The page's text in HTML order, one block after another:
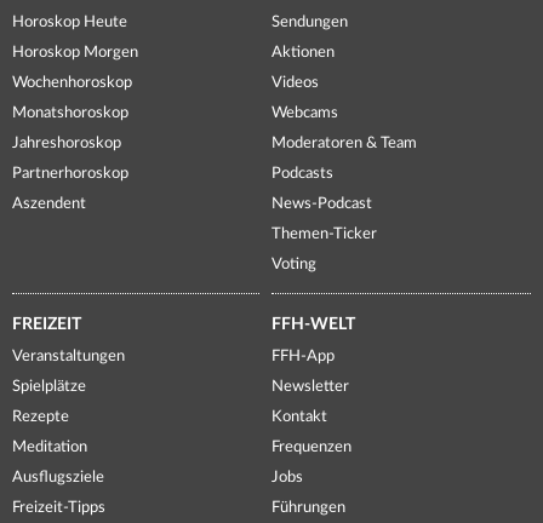
Horoskop Heute
Horoskop Morgen
Wochenhoroskop
Monatshoroskop
Jahreshoroskop
Partnerhoroskop
Aszendent
Sendungen
Aktionen
Videos
Webcams
Moderatoren & Team
Podcasts
News-Podcast
Themen-Ticker
Voting
FREIZEIT
Veranstaltungen
Spielplätze
Rezepte
Meditation
Ausflugsziele
Freizeit-Tipps
FFH-WELT
FFH-App
Newsletter
Kontakt
Frequenzen
Jobs
Führungen